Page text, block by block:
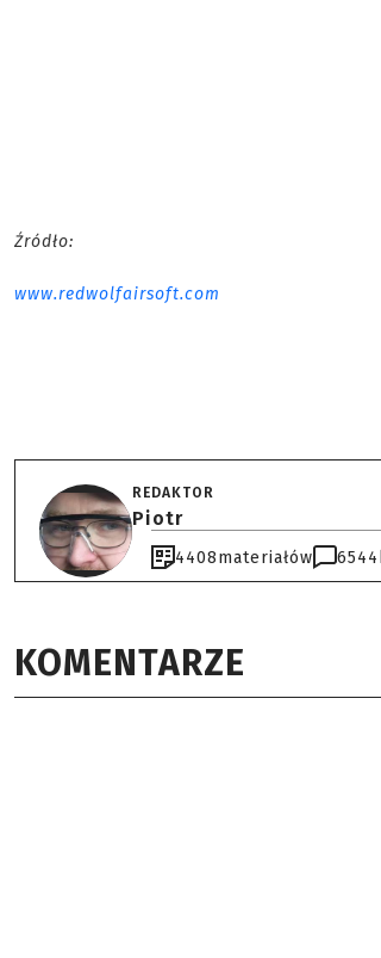
Źródło:
www.redwolfairsoft.com
REDAKTOR
Piotr
4408materiałów 6544
KOMENTARZE